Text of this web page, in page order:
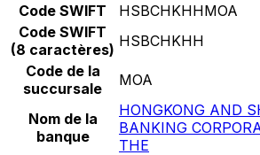
Code SWIFT
HSBCHKHHMOA
Code SWIFT
(8 caractères) HSBCHKHH
Code de la
succursale
MOA
Nom de la
banque
HONGKONG AND
BANKING
THE